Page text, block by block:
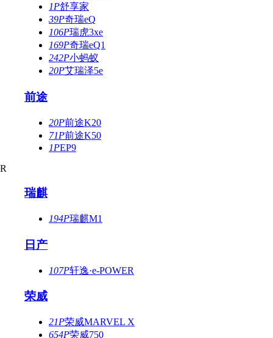
1P舒享家
39P奇瑞eQ
106P瑞虎3xe
169P奇瑞eQ1
242P小蚂蚁
20P艾瑞泽5e
前途
20P前途K20
71P前途K50
1PEP9
R
瑞麒
194P瑞麒M1
日产
107P轩逸·e-POWER
荣威
21P荣威MARVEL X
654P荣威750